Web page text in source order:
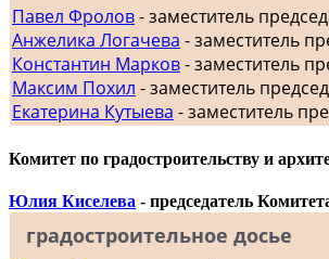
Павел Фролов- заместитель
Анжелика Логачева - заместитель
Константин Марков- заместитель
Максим Похил - заместитель
Екатерина Кутыева - заместитель
Комитет по градостроительству и
Юлия Киселева - председатель
градостроительное досье